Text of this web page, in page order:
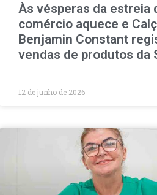
Às vésperas da estreia
comércio aquece e
Benjamin Constant
vendas de produtos da
12 de junho de 2026